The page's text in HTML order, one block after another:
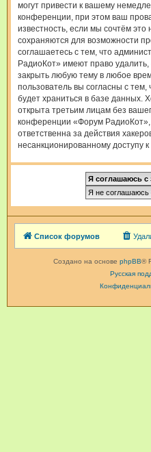
могут привести к вашему
конференции, при этом ваш
известность, если мы сочтём
сохраняются для возможности
соглашаетесь с тем, что
РадиоКот» имеют право
закрыть любую тему в любое
пользователь вы согласны с
будет храниться в базе данных.
открыта третьим лицам без
конференции «Форум
ответственна за действия
несанкционированному доступу к
Список форумов
Создано на основе phpBB®
Русская